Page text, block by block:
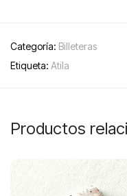
Categoría: Billeteras
Etiqueta: Atila
Productos